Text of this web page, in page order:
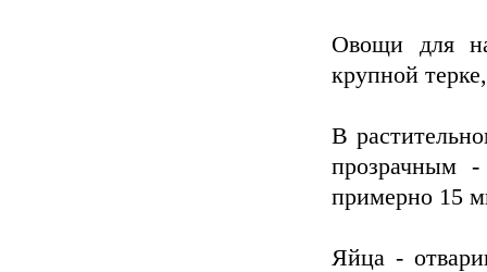
Овощи для
крупной
В
прозрачным
примерно 15
Яйца -